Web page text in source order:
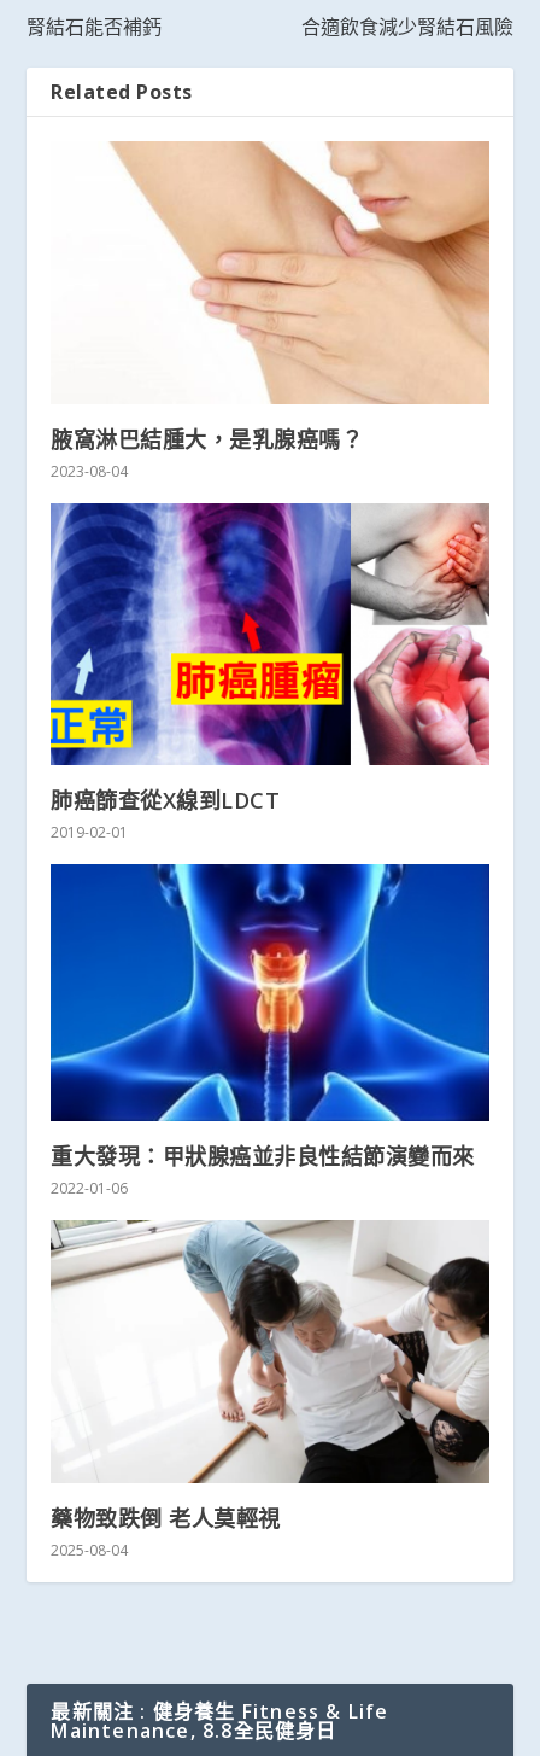
腎結石能否補鈣 合適飲食減少腎結石風險
Related Posts
腋窩淋巴結腫大，是乳腺癌嗎？
2023-08-04
肺癌篩查從X線到LDCT
2019-02-01
重大發現：甲狀腺癌並非良性結節演變而來
2022-01-06
藥物致跌倒 老人莫輕視
2025-08-04
最新關注 : 健身養生 Fitness & Life
Maintenance, 8.8全民健身日